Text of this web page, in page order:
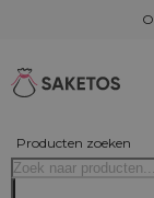
Producten zoeken